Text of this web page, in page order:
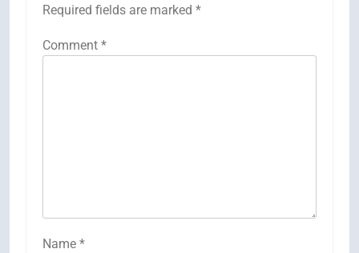
Required fields are marked *
Comment *
Name *